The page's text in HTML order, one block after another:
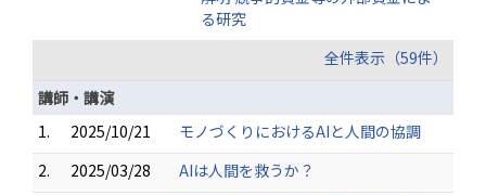
る研究
全件表示（59件）
講師・講演
1.
2025/10/21
モノづくりにおけるAIと人間の協調
2.
2025/03/28
AIは人間を救うか？